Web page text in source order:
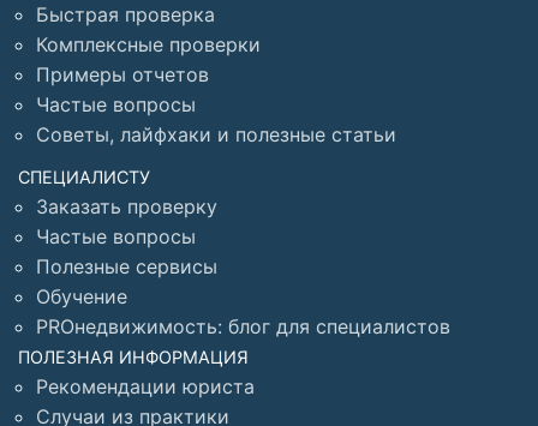
Быстрая проверка
Комплексные проверки
Примеры отчетов
Частые вопросы
Советы, лайфхаки и полезные статьи
СПЕЦИАЛИСТУ
Заказать проверку
Частые вопросы
Полезные сервисы
Обучение
PROнедвижимость: блог для специалистов
ПОЛЕЗНАЯ ИНФОРМАЦИЯ
Рекомендации юриста
Случаи из практики